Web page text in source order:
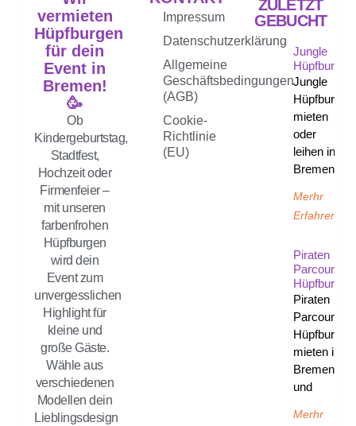
vermieten
Hüpfburgen
für dein
Event in
Bremen!
🥳
Ob
Kindergeburtstag,
Stadtfest,
Hochzeit oder
Firmenfeier –
mit unseren
farbenfrohen
Hüpfburgen
wird dein
Event zum
unvergesslichen
Highlight für
kleine und
große Gäste.
Wähle aus
verschiedenen
Modellen dein
Lieblingsdesign
Impressum
Datenschutzerklärung
Allgemeine
Geschäftsbedingungen
(AGB)
Cookie-
Richtlinie
(EU)
ZULETZT
GEBUCHT
Jungle
Hüpfburg
Jungle
Hüpfburg
mieten
oder
leihen in
Bremen
Merhr
Erfahren
Piraten
Parcours
Hüpfburg
Piraten
Parcours
Hüpfburg
mieten in
Bremen
und
Merhr